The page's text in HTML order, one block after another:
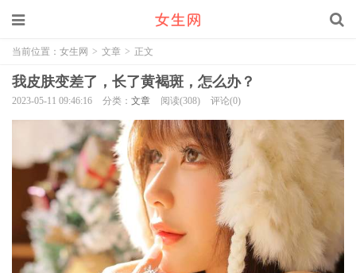
当前位置： 女生网 > 文章 > 正文
我皮肤变差了，长了黄褐斑，怎么办？
2023-05-11 09:46:16 分类： 文章 阅读(308) 评论(0)